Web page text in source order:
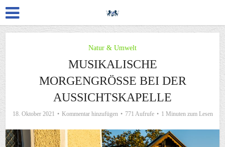
Natur & Umwelt
MUSIKALISCHE
MORGENGRÖSSE BEI DER A
USSICHTSKAPELLE
18. Oktober 2021 Kommentar hinzufügen 771 Aufrufe 1 Minuten zum Lesen